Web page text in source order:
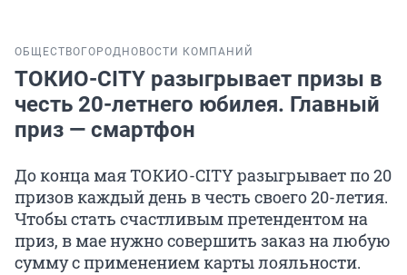
ОБЩЕСТВО ГОРОД НОВОСТИ КОМПАНИЙ
ТОКИО-CITY разыгрывает призы в
честь 20-летнего юбилея. Главный
приз — смартфон
До конца мая ТОКИО-CITY разыгрывает по 20
призов каждый день в честь своего 20-летия.
Чтобы стать счастливым претендентом на
приз, в мае нужно совершить заказ на любую
сумму с применением карты лояльности.